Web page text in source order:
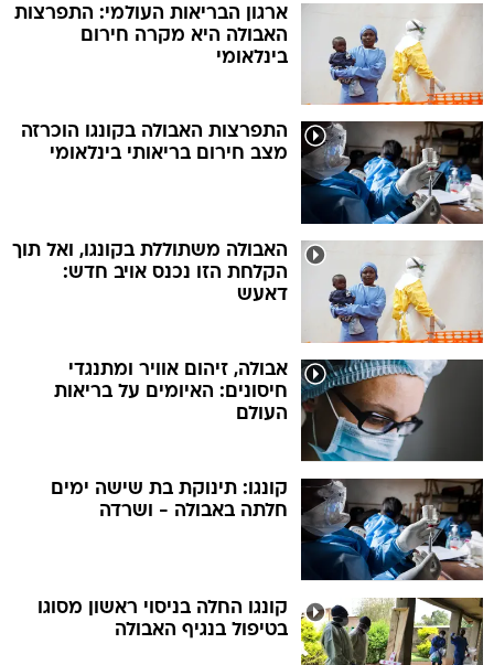
ארגון הבריאות העולמי: התפרצות
האבולה היא מקרה חירום
בינלאומי
התפרצות האבולה בקונגו הוכרזה
מצב חירום בריאותי בינלאומי
האבולה משתוללת בקונגו, ואל תוך
הקלחת הזו נכנס אויב חדש:
דאעש
אבולה, זיהום אוויר ומתנגדי
חיסונים: האיומים על בריאות
העולם
קונגו: תינוקת בת שישה ימים
חלתה באבולה - ושרדה
קונגו החלה בניסוי ראשון מסוגו
בטיפול בנגיף האבולה